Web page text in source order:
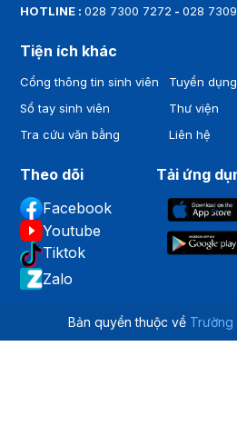
HOTLINE :028 7300 7272 -028 7309
Tiện ích khác
Cổng thông tin sinh viên
Sổ tay sinh viên
Tra cứu văn bằng
Tuyển
Thư viện
Liên hệ
Theo dõi
Facebook
Youtube
Tiktok
Zalo
Tải ứng
Bản quyền thuộc về Trường